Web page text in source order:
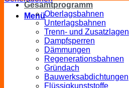
Menü
Gesamtprogramm
Oberlagsbahnen
Unterlagsbahnen
Trenn- und Zusatzlagen
Dampfsperren
Dämmungen
Regenerationsbahnen
Gründach
Bauwerksabdichtungen
Flüssigkunststoffe